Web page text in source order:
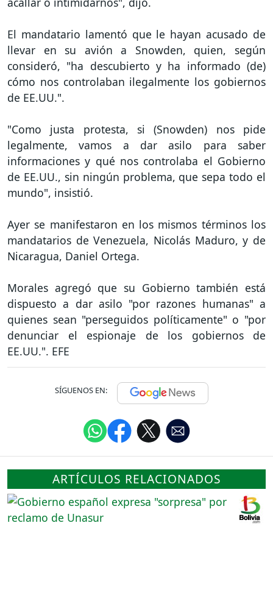
El mandatario lamentó que le hayan acusado de
llevar en su avión a Snowden, quien, según
consideró, "ha descubierto y ha informado (de)
cómo nos controlaban ilegalmente los gobiernos
de EE.UU.".
"Como justa protesta, si (Snowden) nos pide
legalmente, vamos a dar asilo para saber
informaciones y qué nos controlaba el Gobierno
de EE.UU., sin ningún problema, que sepa todo el
mundo", insistió.
Ayer se manifestaron en los mismos términos los
mandatarios de Venezuela, Nicolás Maduro, y de
Nicaragua, Daniel Ortega.
Morales agregó que su Gobierno también está
dispuesto a dar asilo "por razones humanas" a
quienes sean "perseguidos políticamente" o "por
denunciar el espionaje de los gobiernos de
EE.UU.". EFE
SÍGUENOS EN:
ARTÍCULOS RELACIONADOS